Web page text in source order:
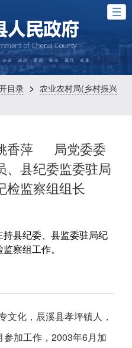
目录 > 农业农村局(乡村振兴
香萍
局党委委
、县纪委监委驻局
检监察组组长
持县纪委、县监委驻局纪
监察组工作。
文化，辰溪县孝坪镇人，
加工作，2003年6月加